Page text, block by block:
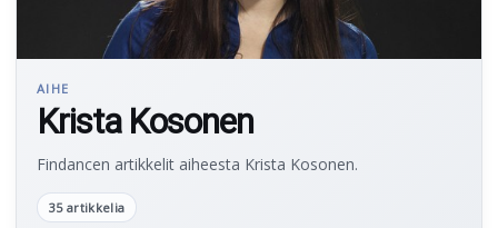
AIHE
Krista Kosonen
Findancen artikkelit aiheesta Krista Kosonen.
35 artikkelia